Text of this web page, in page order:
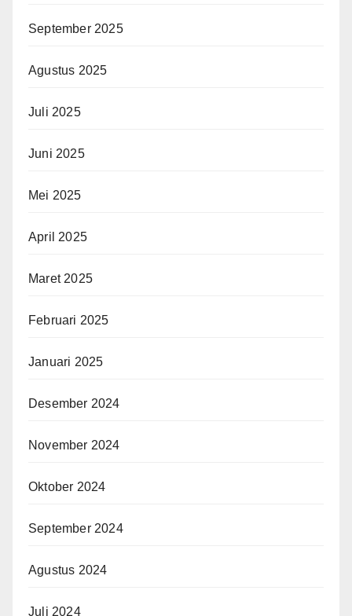
September 2025
Agustus 2025
Juli 2025
Juni 2025
Mei 2025
April 2025
Maret 2025
Februari 2025
Januari 2025
Desember 2024
November 2024
Oktober 2024
September 2024
Agustus 2024
Juli 2024